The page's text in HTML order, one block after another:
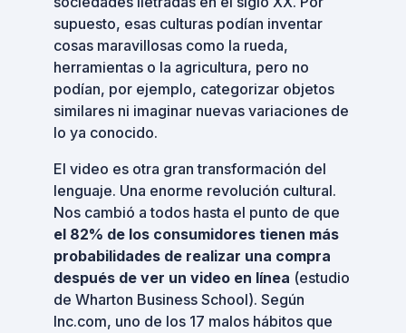
supuesto, esas culturas podían inventar
cosas maravillosas como la rueda,
herramientas o la agricultura, pero no
podían, por ejemplo, categorizar objetos
similares ni imaginar nuevas variaciones de
lo ya conocido.
El video es otra gran transformación del
lenguaje. Una enorme revolución cultural.
Nos cambió a todos hasta el punto de que
el 82% de los consumidores tienen más
probabilidades de realizar una compra
después de ver un video en línea (estudio
de Wharton Business School). Según
Inc.com, uno de los 17 malos hábitos que